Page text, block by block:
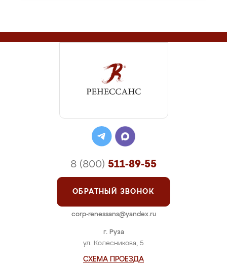
г. Руза
ул. Колесникова, 5
СХЕМА ПРОЕЗДА
8 (800) 511-89-55
ОБРАТНЫЙ ЗВОНОК
corp-renessans@yandex.ru